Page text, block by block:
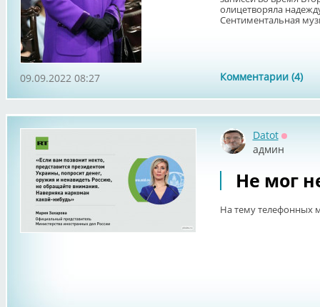
олицетворяла
Сентиментальная
Комментарии (4)
09.09.2022 08:27
Datot
админ
Не мог
На тему телефонных